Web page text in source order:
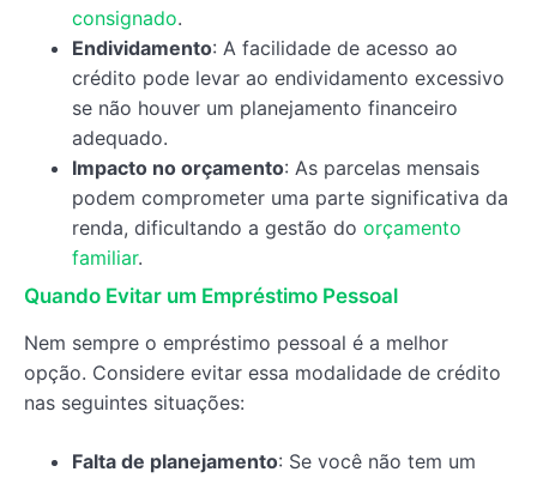
consignado.
Endividamento: A facilidade de acesso ao
crédito pode levar ao endividamento excessivo
se não houver um planejamento financeiro
adequado.
Impacto no orçamento: As parcelas mensais
podem comprometer uma parte significativa da
renda, dificultando a gestão do orçamento
familiar.
Quando Evitar um Empréstimo Pessoal
Nem sempre o empréstimo pessoal é a melhor
opção. Considere evitar essa modalidade de crédito
nas seguintes situações:
Falta de planejamento: Se você não tem um